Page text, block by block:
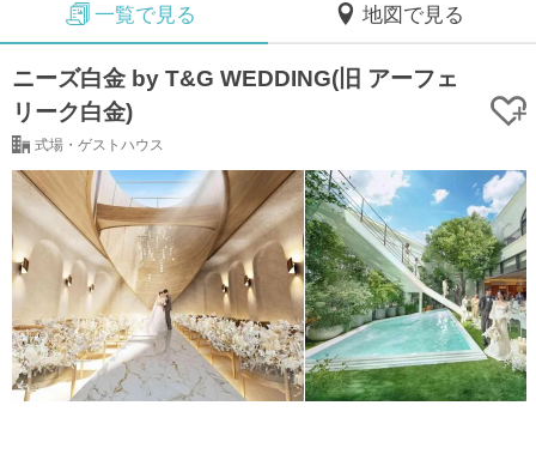
一覧で見る 地図で見る
ニーズ白金 by T&G WEDDING(旧 アーフェ
リーク白金)
式場・ゲストハウス